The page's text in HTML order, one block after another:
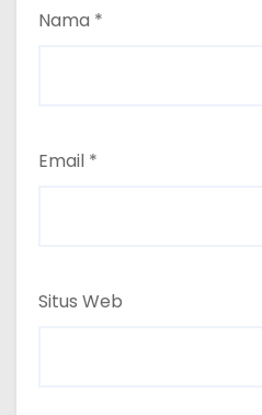
Nama *
Email *
Situs Web